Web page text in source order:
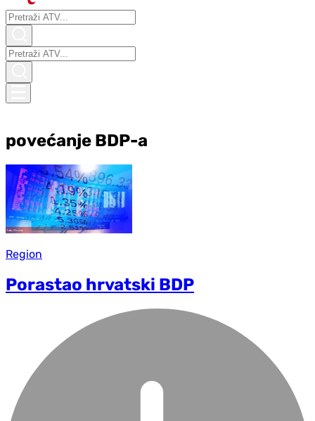
povećanje BDP-a
Region
Porastao hrvatski BDP